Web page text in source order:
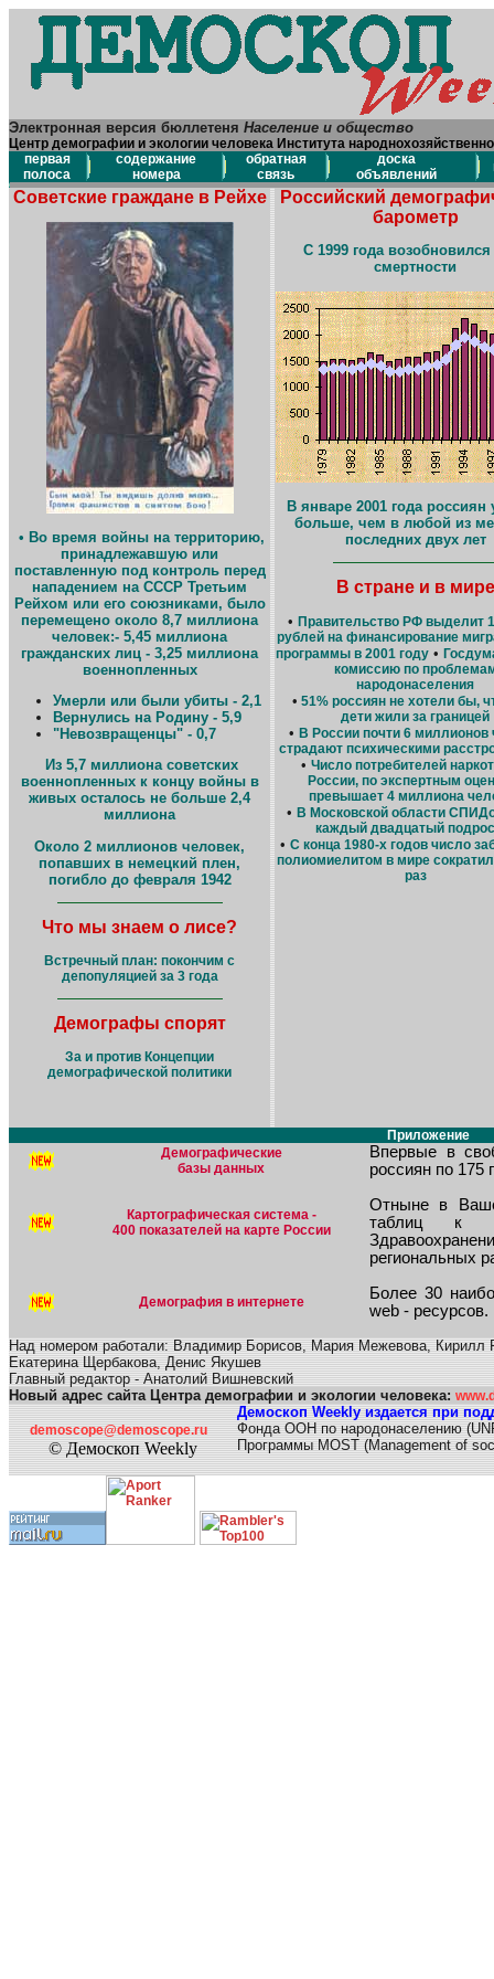
Электронная версия бюллетеня Население и общество
Центр демографии и экологии человека Института
первая
полоса
содержание
номера
обратная
связь
доска
объявлений
Советские граждане в Рейхе
• Во время войны на территорию,
принадлежавшую или
поставленную под контроль перед
нападением на СССР Третьим
Рейхом или его союзниками, было
перемещено около 8,7 миллиона
человек:- 5,45 миллиона
гражданских лиц - 3,25 миллиона
военнопленных
Умерли или были убиты - 2,1
Вернулись на Родину - 5,9
"Невозвращенцы" - 0,7
Из 5,7 миллиона советских
военнопленных к концу войны в
живых осталось не больше 2,4
миллиона
Около 2 миллионов человек,
попавших в немецкий плен,
погибло до февраля 1942
Что мы знаем о лисе?
Встречный план: покончим с
депопуляцией за 3 года
Демографы спорят
За и против Концепции
демографической политики
Российский
барометр
С 1999 года возобновился
смертности
В январе 2001 года россиян
больше, чем в любой из
последних двух лет
В стране и в мире
• Правительство РФ выделит
рублей на финансирование
программы в 2001 году•
комиссию по
народонаселения
• 51% россиян не хотели бы,
дети жили за границей
• В России почти 6 миллионов
страдают психическими
• Число потребителей
России, по экспертным
превышает 4 миллиона
• В Московской области
каждый двадцатый
• С конца 1980-х годов число
полиомиелитом в мире
раз
Приложение
Демографические
базы данных
Впервые в
россиян по 175
Картографическая система -
400 показателей на карте России
Отныне в
таблиц к
региональных
Демография в интернете
Более 30
web - ресурсов.
Над номером работали: Владимир Борисов, Мария Межевова, Кирилл
Екатерина Щербакова, Денис Якушев
Главный редактор - Анатолий Вишневский
Новый адрес сайта Центра демографии и экологии человека:
demoscope@demoscope.ru
© Демоскоп Weekly
Демоскоп Weekly издается при
Фонда ООН по народонаселению
Программы MOST (Management of